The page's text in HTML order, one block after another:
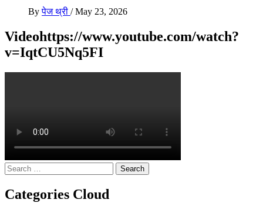
By पेज थ्री / May 23, 2026
Videohttps://www.youtube.com/watch?
v=IqtCU5Nq5FI
Search
for:
Categories Cloud